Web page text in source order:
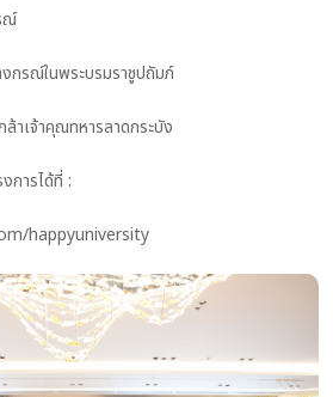
ณ์
กรณ์ในพระบรมราชูปถัมภ์
ล้าเจ้าคุณทหารลาดกระบัง
การได้ที่ :
happyuniversity